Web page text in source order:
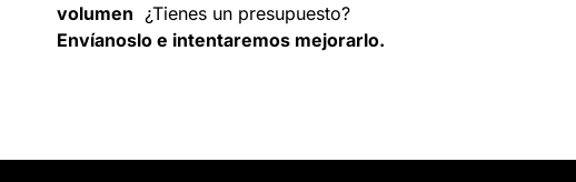
volumen ¿Tienes un presupuesto?
Envíanoslo e intentaremos mejorarlo.